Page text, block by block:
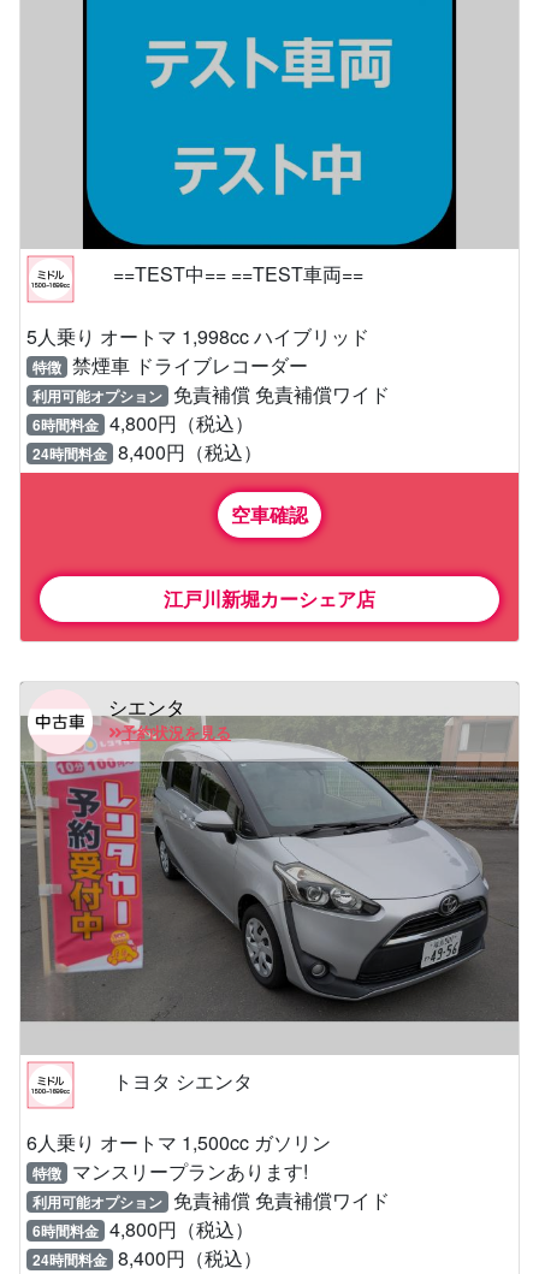
==TEST中== ==TEST車両==
5人乗り オートマ 1,998cc ハイブリッド
特徴 禁煙車 ドライブレコーダー
利用可能オプション 免責補償 免責補償ワイド
6時間料金 4,800円（税込）
24時間料金 8,400円（税込）
空車確認
江戸川新堀カーシェア店
シエンタ
予約状況を見る
トヨタ シエンタ
6人乗り オートマ 1,500cc ガソリン
特徴 マンスリープランあります!
利用可能オプション 免責補償 免責補償ワイド
6時間料金 4,800円（税込）
24時間料金 8,400円（税込）